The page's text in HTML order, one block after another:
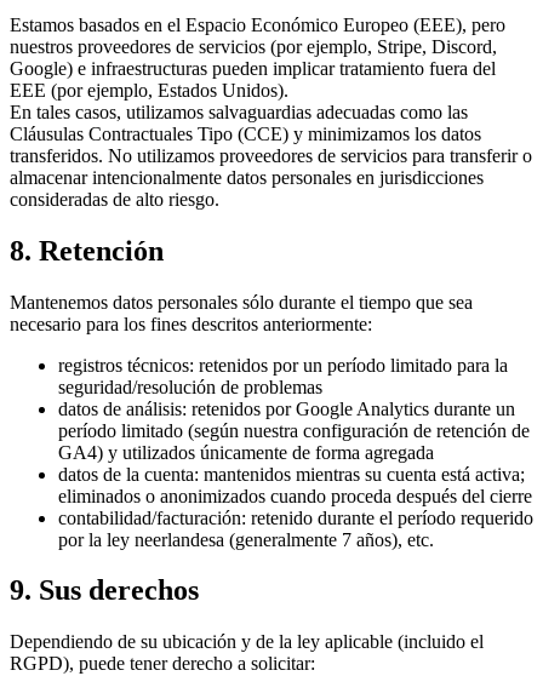
Estamos basados en el Espacio Económico Europeo (EEE), pero
nuestros proveedores de servicios (por ejemplo, Stripe, Discord,
Google) e infraestructuras pueden implicar tratamiento fuera del
EEE (por ejemplo, Estados Unidos).
En tales casos, utilizamos salvaguardias adecuadas como las
Cláusulas Contractuales Tipo (CCE) y minimizamos los datos
transferidos. No utilizamos proveedores de servicios para transferir o
almacenar intencionalmente datos personales en jurisdicciones
consideradas de alto riesgo.
8. Retención
Mantenemos datos personales sólo durante el tiempo que sea
necesario para los fines descritos anteriormente:
registros técnicos: retenidos por un período limitado para la
seguridad/resolución de problemas
datos de análisis: retenidos por Google Analytics durante un
período limitado (según nuestra configuración de retención de
GA4) y utilizados únicamente de forma agregada
datos de la cuenta: mantenidos mientras su cuenta está activa;
eliminados o anonimizados cuando proceda después del cierre
contabilidad/facturación: retenido durante el período requerido
por la ley neerlandesa (generalmente 7 años), etc.
9. Sus derechos
Dependiendo de su ubicación y de la ley aplicable (incluido el
RGPD), puede tener derecho a solicitar: